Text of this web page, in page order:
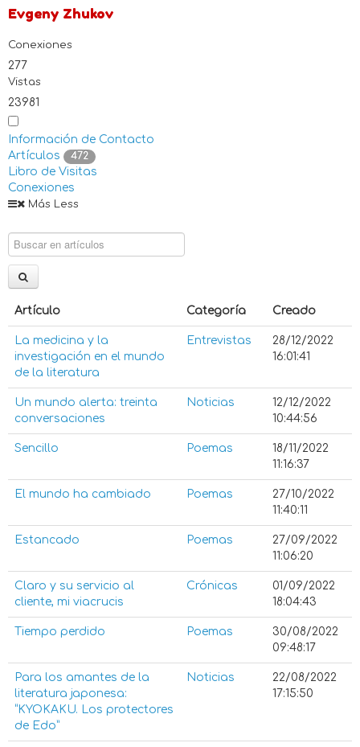
Evgeny Zhukov
Conexiones
277
Vistas
23981
Información de Contacto
Artículos
472
Libro de Visitas
Conexiones
Más Less
Artículo Categoría Creado
La medicina y la
investigación en el mundo
de la literatura
Entrevistas
28/12/2022
16:01:41
Un mundo alerta: treinta
conversaciones
Noticias
12/12/2022
10:44:56
Sencillo Poemas
18/11/2022
11:16:37
El mundo ha cambiado Poemas
27/10/2022
11:40:11
Estancado Poemas
27/09/2022
11:06:20
Claro y su servicio al
cliente, mi viacrucis
Crónicas
01/09/2022
18:04:43
Tiempo perdido Poemas
30/08/2022
09:48:17
Para los amantes de la
literatura japonesa:
“KYOKAKU. Los protectores
de Edo”
Noticias
22/08/2022
17:15:50